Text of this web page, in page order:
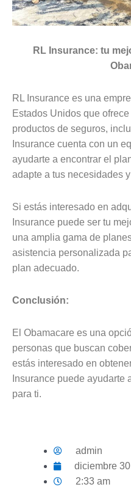
RL Insurance: tu
RL Insurance es una
Estados Unidos que
productos de seguros,
Insurance cuenta con un
ayudarte a encontrar el
adapte a tus necesidades
Si estás interesado en
Insurance puede ser tu
una amplia gama de
asistencia personalizada
plan adecuado.
Conclusión:
El Obamacare es una
personas que buscan
estás interesado en
Insurance puede ayudarte
para ti.
admin
diciembre
2:33 am